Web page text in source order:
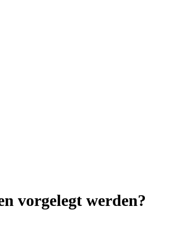
vorgelegt werden?